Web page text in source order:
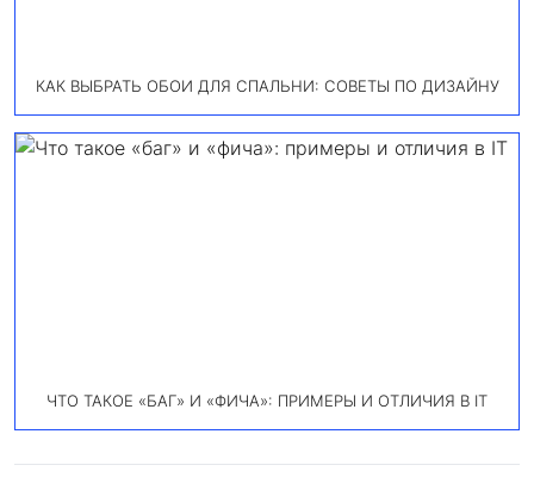
КАК ВЫБРАТЬ ОБОИ ДЛЯ СПАЛЬНИ: СОВЕТЫ ПО ДИЗАЙНУ
ЧТО ТАКОЕ «БАГ» И «ФИЧА»: ПРИМЕРЫ И ОТЛИЧИЯ В IT